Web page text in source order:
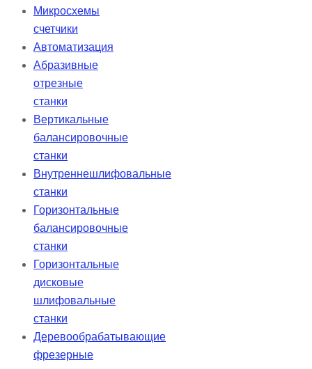
Микросхемы
счетчики
Автоматизация
Абразивные
отрезные
станки
Вертикальные
балансировочные
станки
Внутреннешлифовальные
станки
Горизонтальные
балансировочные
станки
Горизонтальные
дисковые
шлифовальные
станки
Деревообрабатывающие
фрезерные